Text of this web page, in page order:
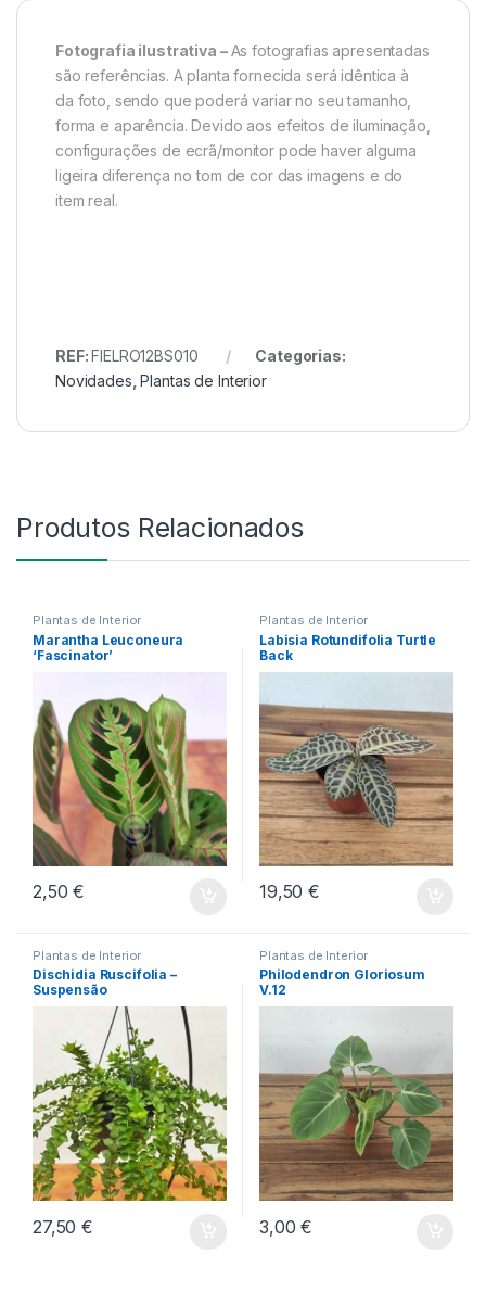
Fotografia ilustrativa –As fotografias apresentadas
são referências. A planta fornecida será idêntica à
da foto, sendo que poderá variar no seu tamanho,
forma e aparência. Devido aos efeitos de iluminação,
configurações de ecrã/monitor pode haver alguma
ligeira diferença no tom de cor das imagens e do
item real.
REF:FIELRO12BS010
Categorias:
Novidades ,Plantas de Interior
Produtos Relacionados
Plantas de Interior
Marantha Leuconeura
‘Fascinator’
2,50€
Plantas de Interior
Labisia Rotundifolia Turtle
Back
19,50€
Plantas de Interior
Dischidia Ruscifolia –
Suspensão
27,50€
Plantas de Interior
Philodendron Gloriosum
V.12
3,00€